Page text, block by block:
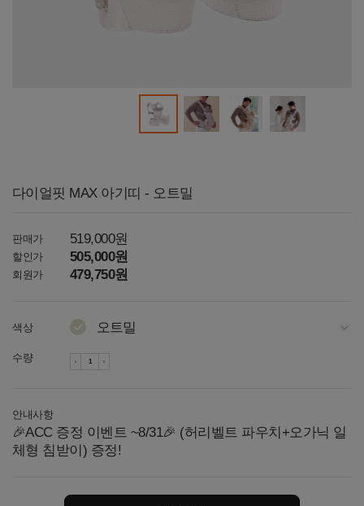
다이얼핏 MAX 아기띠 - 오트밀
판매가 519,000원
할인가 505,000원
회원가 479,750원
색상
오트밀
수량
안내사항
🎉ACC 증정 이벤트 ~8/31🎉 (허리벨트 파우치+오가닉 일
체형 침받이) 증정!